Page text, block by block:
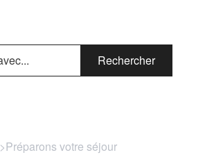
Rechercher
​>​ Préparons votre séjour